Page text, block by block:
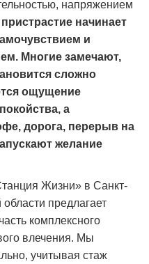
напряжением
пристрастие начинает
и
Многие замечают,
сложно
ощущение
а
дорога, перерыв на
желание
Жизни» в Санкт-
предлагает
комплексного
влечения. Мы
учитывая стаж